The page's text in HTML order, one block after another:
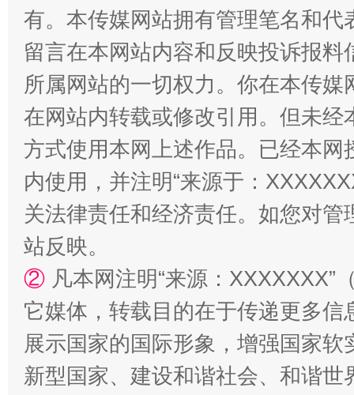
阿坝州三大球赛在茂县开幕 规模
国家大学科技园优化重塑工作
有。本传媒网站拥有管理笔名和
留言在本网站内容和反映投诉报
所属网站的一切权力。你在本传
在网站内转载或修改引用。但未
方式使用本网上述作品。已经本
内使用，并注明“来源于：
关法律责任和经济责任。如您对
站反映。
② 凡本网注明“来源：
它媒体，转载目的在于传递更多
展示国家的国际形象，增强国家
新型国家、建设和谐社会、和谐